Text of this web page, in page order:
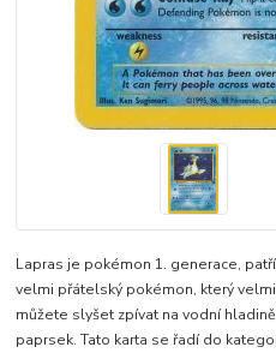
Lapras je pokémon 1. generace,
velmi přátelský pokémon, který
můžete slyšet zpívat na vodní
paprsek. Tato karta se řadí do